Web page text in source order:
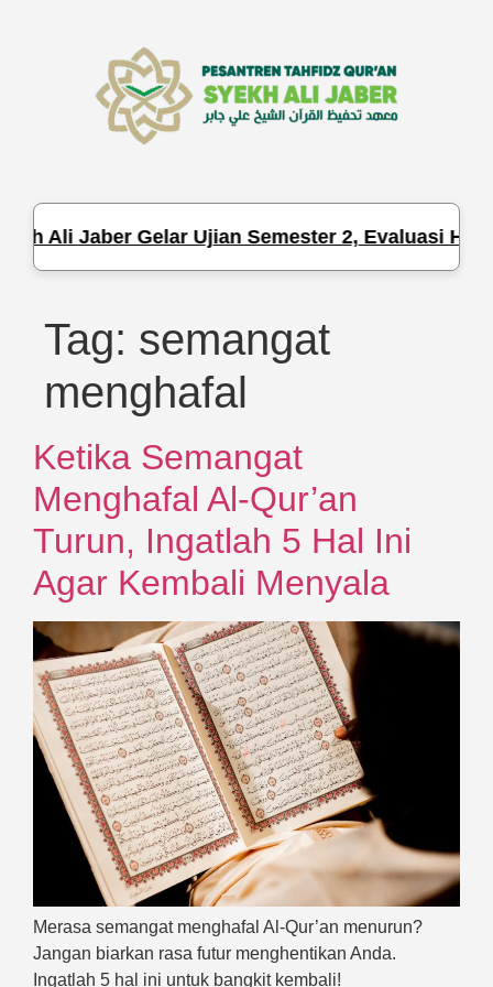
Ali Jaber Gelar Ujian Semester 2, Evaluasi
Tag: semangat
menghafal
Ketika Semangat
Menghafal Al-Qur’an
Turun, Ingatlah 5 Hal Ini
Agar Kembali Menyala
Merasa semangat menghafal Al-Qur’an menurun?
Jangan biarkan rasa futur menghentikan Anda.
Ingatlah 5 hal ini untuk bangkit kembali!